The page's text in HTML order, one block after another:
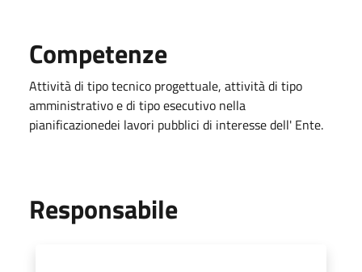
Competenze
Attività di tipo tecnico progettuale, attività di tipo
amministrativo e di tipo esecutivo nella
pianificazionedei lavori pubblici di interesse dell' Ente.
Responsabile